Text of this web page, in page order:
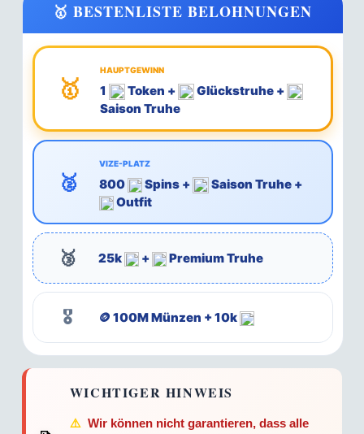
🥇 BESTENLISTE BELOHNUNGEN
🥇
HAUPTGEWINN
1 Token +
Glückstruhe +
Saison Truhe
🥈
VIZE-PLATZ
800 Spins +
Saison Truhe +
Outfit
🥉 25k + Premium Truhe
🎖️ 🪙 100M Münzen + 10k
WICHTIGER HINWEIS
⚠️ Wir können nicht garantieren, dass alle